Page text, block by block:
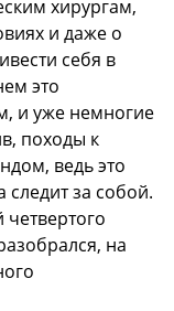
хирургам,
и даже о
себя в
это
и уже немногие
походы к
ведь это
за собой.
на